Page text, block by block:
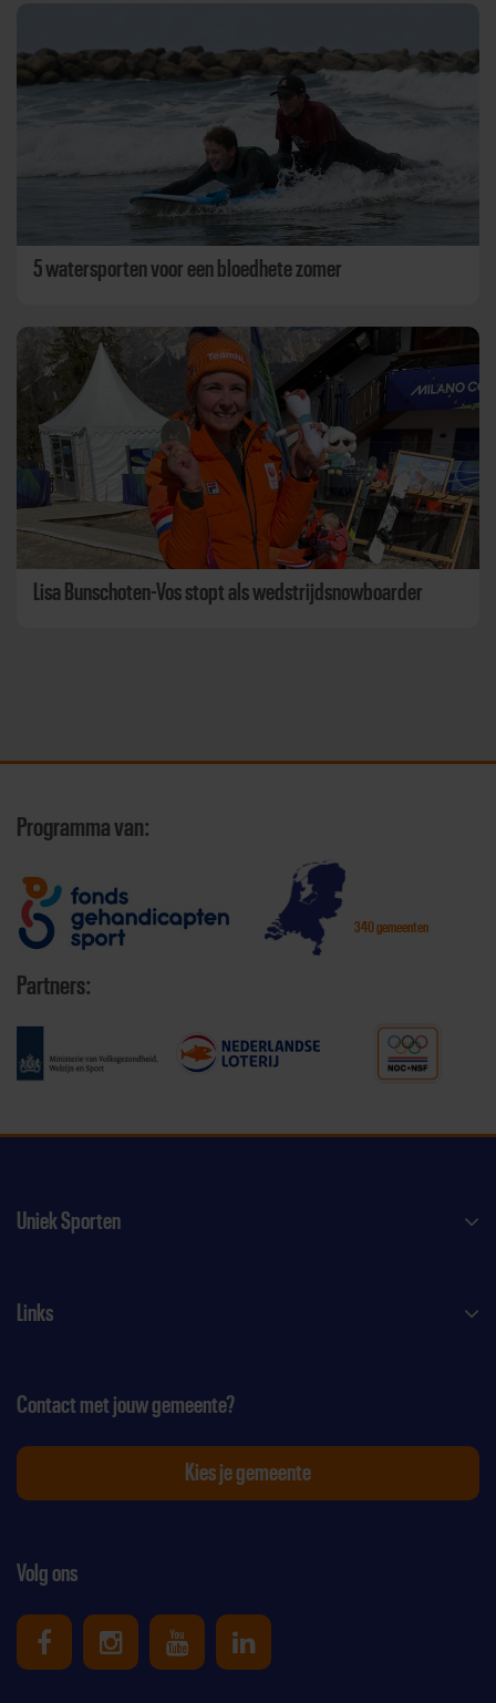
5 watersporten voor een bloedhete zomer
Lisa Bunschoten-Vos stopt als wedstrijdsnowboarder
Programma van:
340 gemeenten
Partners:
Uniek Sporten
Links
Volg ons
Uniek Sporten op Facebook
Uniek Sporten op Instagram
Uniek Sporten op Youtube
Uniek Sporten op
Contact met jouw gemeente?
Kies je gemeente